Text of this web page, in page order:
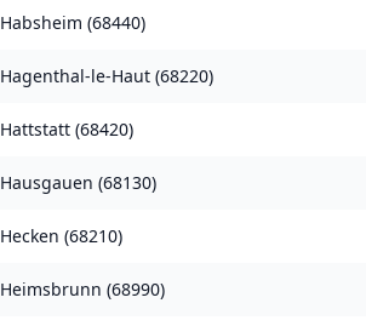
Habsheim (68440)
Hagenthal-le-Haut (68220)
Hattstatt (68420)
Hausgauen (68130)
Hecken (68210)
Heimsbrunn (68990)